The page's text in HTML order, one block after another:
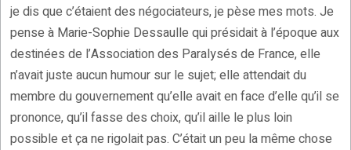
je dis que c’étaient des négociateurs, je pèse mes mots. Je
pense à Marie-Sophie Dessaulle qui présidait à l’époque aux
destinées de l’Association des Paralysés de France, elle
n’avait juste aucun humour sur le sujet; elle attendait du
membre du gouvernement qu’elle avait en face d’elle qu’il se
prononce, qu’il fasse des choix, qu’il aille le plus loin
possible et ça ne rigolait pas. C’était un peu la même chose